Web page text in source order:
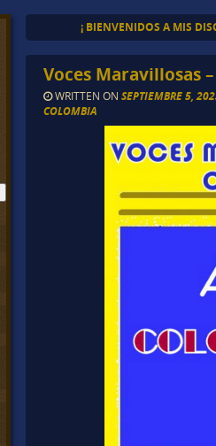
¡ BIENVENIDOS A MIS
Voces Maravillosas
WRITTEN ONSEPTIEMBRE 5,
COLOMBIA